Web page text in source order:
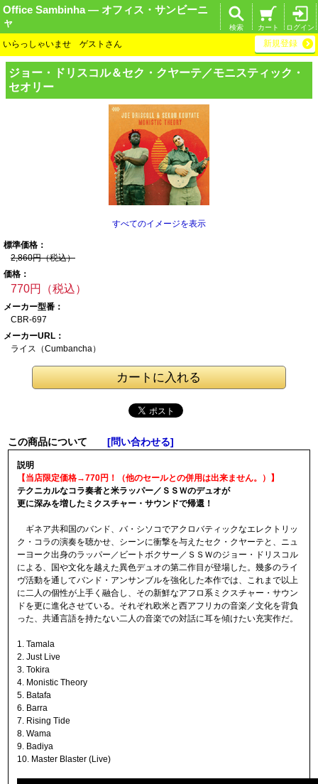
Office Sambinha ― オフィス・サンビーニ
ャ
ログイン
カート
検索
いらっしゃいませ ゲストさん 新規登録
ジョー・ドリスコル＆セク・クヤーテ／モニスティック・
セオリー
すべてのイメージを表示
標準価格：
2,860円（税込）
価格：
770円（税込）
メーカー型番：
CBR-697
メーカーURL：
ライス（Cumbancha）
この商品について [問い合わせる]
説明
【当店限定価格→770円！（他のセールとの併用は出来ません。）】
テクニカルなコラ奏者と米ラッパー／ＳＳＷのデュオが
更に深みを増したミクスチャー・サウンドで帰還！
ギネア共和国のバンド、バ・シソコでアクロバティックなエレクトリッ
ク・コラの演奏を聴かせ、シーンに衝撃を与えたセク・クヤーテと、ニュ
ーヨーク出身のラッパー／ビートボクサー／ＳＳＷのジョー・ドリスコル
による、国や文化を越えた異色デュオの第二作目が登場した。幾多のライ
ヴ活動を通してバンド・アンサンブルを強化した本作では、これまで以上
に二人の個性が上手く融合し、その新鮮なアフロ系ミクスチャー・サウン
ドを更に進化させている。それぞれ欧米と西アフリカの音楽／文化を背負
った、共通言語を持たない二人の音楽での対話に耳を傾けたい充実作だ。
1. Tamala
2. Just Live
3. Tokira
4. Monistic Theory
5. Batafa
6. Barra
7. Rising Tide
8. Wama
9. Badiya
10. Master Blaster (Live)